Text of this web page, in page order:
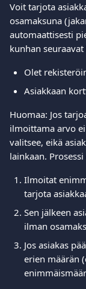
Voit tarjota
osamaksuna
automaattisesti
kunhan
Olet
Asiakkaan
Huomaa: Jos
ilmoittama arvo
valitsee, eikä
lainkaan.
Ilmoitat
tarjota
Sen jälkeen
ilman
Jos asiakas
erien määrän